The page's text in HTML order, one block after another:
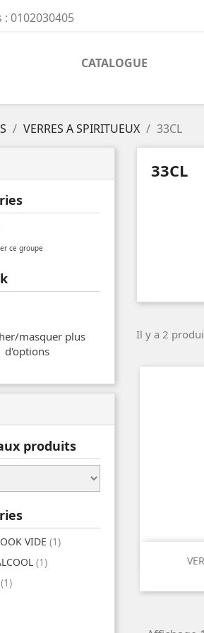
: 0102030405
CATALOGUE
VERRES A SPIRITUEUX 33CL
ce groupe
masquer plus
d'options
produits
VIDE (1)
(1)
(1)
33CL
Il y a 2
